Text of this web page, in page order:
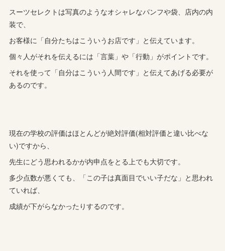
スーツセレクトは写真のようなオシャレなパンフや袋、店内の内
装で、
お客様に「自分たちはこういうお店です」と伝えています。
個々人がそれを伝えるには「言葉」や「行動」がポイントです。
それを使って「自分はこういう人間です」と伝えてあげる必要が
あるのです。
現在の学校の評価はほとんどが絶対評価(相対評価と違い比べな
い)ですから、
先生にどう思われるかが内申点をとる上でも大切です。
多少点数が悪くても、「この子は真面目でいい子だな」と思われ
ていれば、
成績が下がらなかったりするのです。